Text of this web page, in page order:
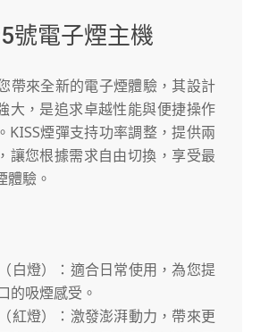
號電子煙主機
帶來全新的電子煙體驗，其設計
大，是追求卓越性能與便捷操作
KISS煙彈支持功率調整，提供兩
讓您根據需求自由切換，享受最
體驗。
（白燈）：適合日常使用，為您提
的吸煙感受。
（紅燈）：激發澎湃動力，帶來更